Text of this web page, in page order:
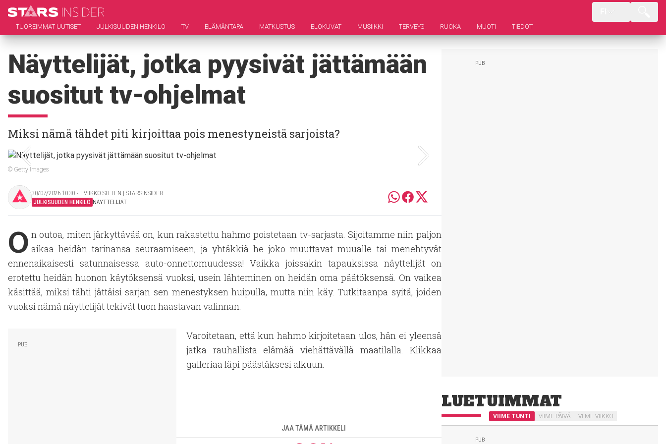
TUOREIMMAT UUTISET JULKISUUDEN HENKILÖ TV ELÄMÄNTAPA MATKUSTUS ELOKUVAT MUSIIKKI TERVEYS RUOKA MUOTI TIEDOT
Näyttelijät, jotka pyysivät jättämään
suositut tv-ohjelmat
Miksi nämä tähdet piti kirjoittaa pois menestyneistä sarjoista?
© Getty Images
30/07/2026 10:30 ‧ 1 VIIKKO SITTEN | STARSINSIDER
JULKISUUDEN HENKILÖ NÄYTTELIJÄT
O n outoa, miten järkyttävää on, kun rakastettu hahmo poistetaan tv-sarjasta. Sijoitamme niin paljon
aikaa heidän tarinansa seuraamiseen, ja yhtäkkiä he joko muuttavat muualle tai menehtyvät
ennenaikaisesti satunnaisessa auto-onnettomuudessa! Vaikka joissakin tapauksissa näyttelijät on
erotettu heidän huonon käytöksensä vuoksi, usein lähteminen on heidän oma päätöksensä. On vaikea
käsittää, miksi tähti jättäisi sarjan sen menestyksen huipulla, mutta niin käy. Tutkitaanpa syitä, joiden
vuoksi nämä näyttelijät tekivät tuon haastavan valinnan.
Varoitetaan, että kun hahmo kirjoitetaan ulos, hän ei yleensä
jatka rauhallista elämää viehättävällä maatilalla. Klikkaa
galleriaa läpi päästäksesi alkuun.
JAA TÄMÄ ARTIKKELI
LUETUIMMAT
VIIME TUNTI VIIME PÄIVÄ VIIME VIIKKO